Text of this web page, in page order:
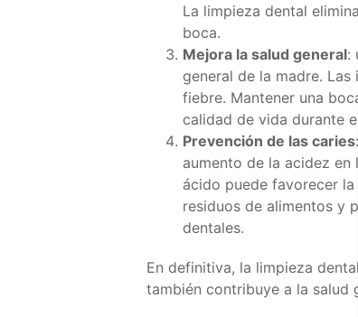
La limpieza dental
boca.
Mejora la salud general:
general de la madre.
fiebre. Mantener una
calidad de vida durante
Prevención de las caries
aumento de la acidez
ácido puede favorecer
residuos de alimentos y
dentales.
En definitiva, la limpieza
también contribuye a la salud